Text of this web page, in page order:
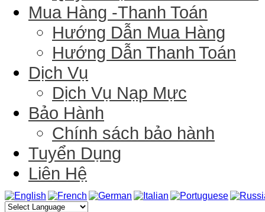
Mua Hàng -Thanh Toán
Hướng Dẫn Mua Hàng
Hướng Dẫn Thanh Toán
Dịch Vụ
Dịch Vụ Nạp Mực
Bảo Hành
Chính sách bảo hành
Tuyển Dụng
Liên Hệ